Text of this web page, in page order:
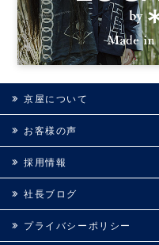
京屋について
お客様の声
採用情報
社長ブログ
プライバシーポリシー